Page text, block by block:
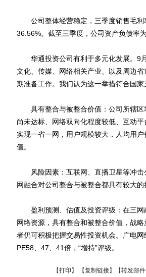
公司整体经营稳定，三季度销售毛利
36.56%。截至三季度，公司资产负债率
华通投资公司有利于多元化发展。9月
文化、传媒、网络相关产业、以及周边
期准备工作。我们认为这一举措符合国
具有整合与被整合价值：公司所辖区
尚未达标、网络双向化程度较低、互动
实现一省一网，用户规模较大，人均用
值。
风险因素：互联网、直播卫星等冲击
网融合对公司整合与被整合都具有较大的
盈利预测、估值及投资评级：在三网
网络资源，具有整合和被整合价值，战
者仍可积极把握交易性投资机会。广电
PE58、47、41倍，“增持”评级。
【打印 】 【复制链接】【转发邮件